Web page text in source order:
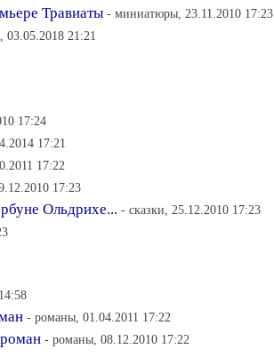
Травиаты - миниатюры, 23.11.2010 17:23
21:21
17:24
17:21
17:22
17:23
Ольдрихе... - сказки, 25.12.2010 17:23
- романы, 01.04.2011 17:22
- романы, 08.12.2010 17:22